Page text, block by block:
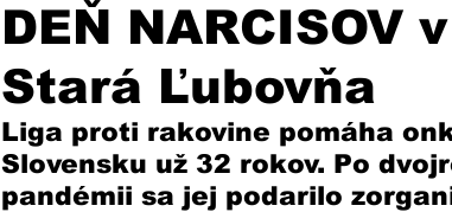
DEŇ NARCISOV
Stará Ľubovňa
Liga proti rakovine pomáha
Slovensku už 32 rokov. Po
pandémii sa jej podarilo